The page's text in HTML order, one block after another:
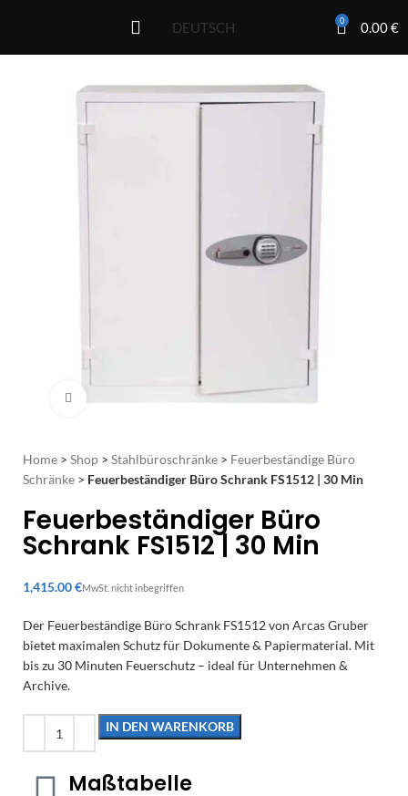
DEUTSCH 0 0.00€
Home > Shop > Stahlbüroschränke > Feuerbeständige Büro
Schränke > Feuerbeständiger Büro Schrank FS1512 | 30 Min
Feuerbeständiger Büro
Schrank FS1512 | 30 Min
€
Der Feuerbeständige Büro Schrank FS1512 von Arcas Gruber
bietet maximalen Schutz für Dokumente & Papiermaterial. Mit
bis zu 30 Minuten Feuerschutz – ideal für Unternehmen &
Archive.
IN DEN WARENKORB
Maßtabelle